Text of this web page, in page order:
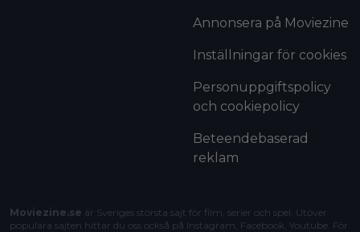
Annonsera på Moviezine
Inställningar för cookies
Personuppgiftspolicy
och cookiepolicy
Beteendebaserad
reklam
Moviezine.se är Sveriges största sajt för film, serier och spel. Utöver
populära sajten hittar du oss också på Instagram, Facebook, Youtube. För